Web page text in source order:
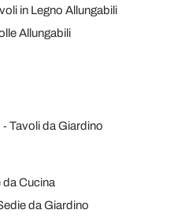
in Legno Allungabili
Allungabili
Tavoli da Giardino
Cucina
da Giardino